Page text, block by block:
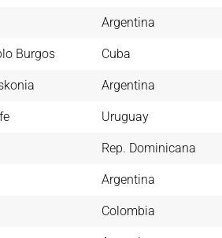
Argentina
Burgos Cuba
Argentina
Uruguay
Rep. Dominicana
Argentina
Colombia